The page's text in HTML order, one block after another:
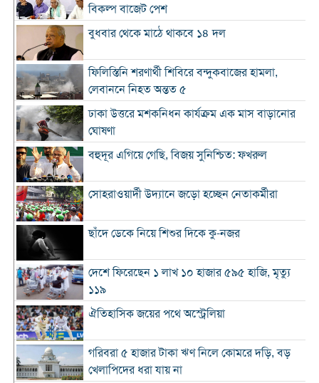
বিকল্প বাজেট পেশ
বুধবার থেকে মাঠে থাকবে ১৪ দল
ফিলিস্তিনি শরণার্থী শিবিরে বন্দুকবাজের হামলা,
লেবাননে নিহত অন্তত ৫
ঢাকা উত্তরে মশকনিধন কার্যক্রম এক মাস বাড়ানোর
ঘোষণা
বহুদূর এগিয়ে গেছি, বিজয় সুনিশ্চিত: ফখরুল
সোহরাওয়ার্দী উদ্যানে জড়ো হচ্ছেন নেতাকর্মীরা
ছাঁদে ডেকে নিয়ে শিশুর দিকে কু-নজর
দেশে ফিরেছেন ১ লাখ ১০ হাজার ৫৯৫ হাজি, মৃত্যু
১১৯
ঐতিহাসিক জয়ের পথে অস্ট্রেলিয়া
গরিবরা ৫ হাজার টাকা ঋণ নিলে কোমরে দড়ি, বড়
খেলাপিদের ধরা যায় না